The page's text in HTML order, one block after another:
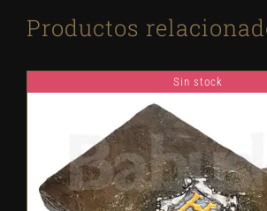
Productos
Sin stock